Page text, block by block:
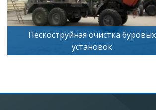
Пескоструйная очистка буровых
установок